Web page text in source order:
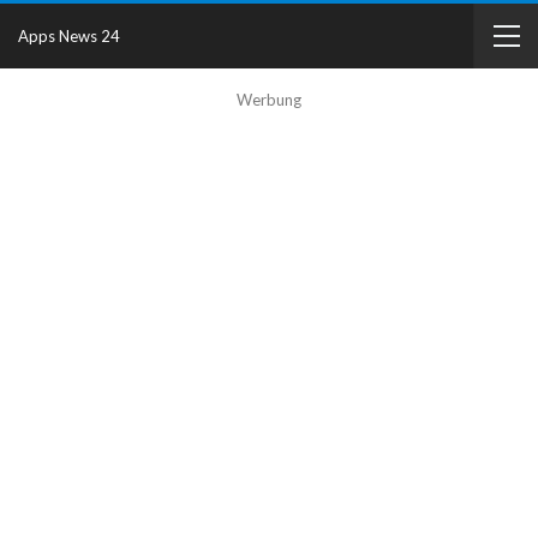
Werbung
Apps News 24